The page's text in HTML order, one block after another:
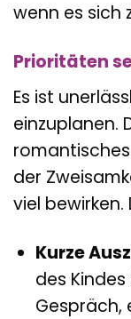
wenn es sich
Prioritäten
Es ist
einzuplanen.
romantisches
der
viel bewirken.
Kurze
des
Gespräch,